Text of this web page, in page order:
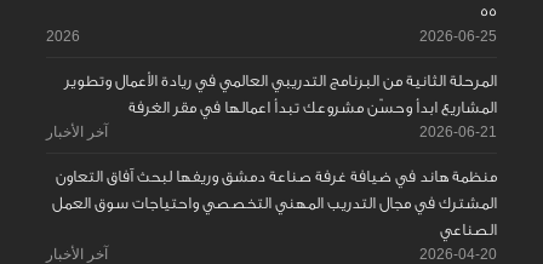
55
2026-06-25
2026
المرحلة الثانية من البرنامج التدريبي العالمي في ريادة الأعمال وتطوير
المشاريع ابدأ وحسّن مشروعك تبدأ اعمالها في مقر الغرفة
2026-06-21 آخر الأخبار
منظمة هاند في ضيافة غرفة صناعة دمشق وريفها لبحث آفاق التعاون
المشترك في مجال التدريب المهني التخصصي واحتياجات سوق العمل
الصناعي
2026-04-20 آخر الأخبار